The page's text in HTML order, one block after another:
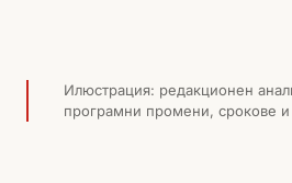
Илюстрация: редакционен
програмни промени, срокове и